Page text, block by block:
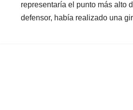
representaría el punto más alto
defensor, había realizado una